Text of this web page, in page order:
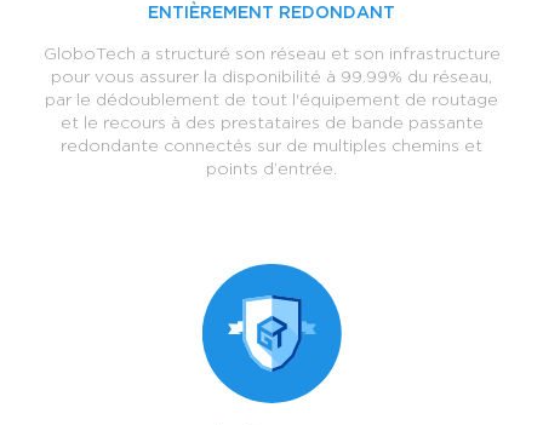
ENTIÈREMENT REDONDANT
GloboTech a structuré son réseau et son infrastructure
pour vous assurer la disponibilité à 99.99% du réseau,
par le dédoublement de tout l'équipement de routage
et le recours à des prestataires de bande passante
redondante connectés sur de multiples chemins et
points d’entrée.